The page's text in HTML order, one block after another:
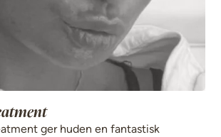
ger huden en fantastisk